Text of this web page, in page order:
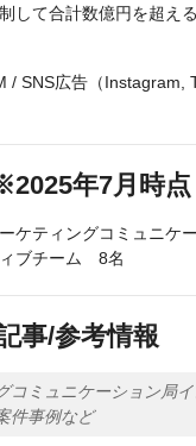
して合計数億円を超える
/ SNS広告（Instagram,
年7月時点
ケティングコミュニケ
ブチーム 8名
事/参考情報
コミュニケーション局
件事例など